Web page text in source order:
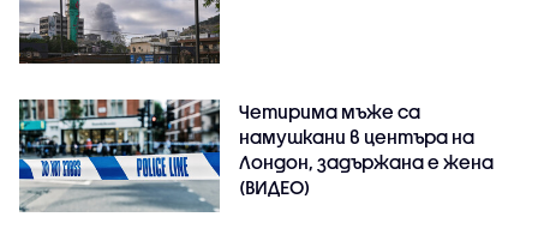
Четирима мъже са
намушкани в центъра на
Лондон, задържана е жена
(ВИДЕО)